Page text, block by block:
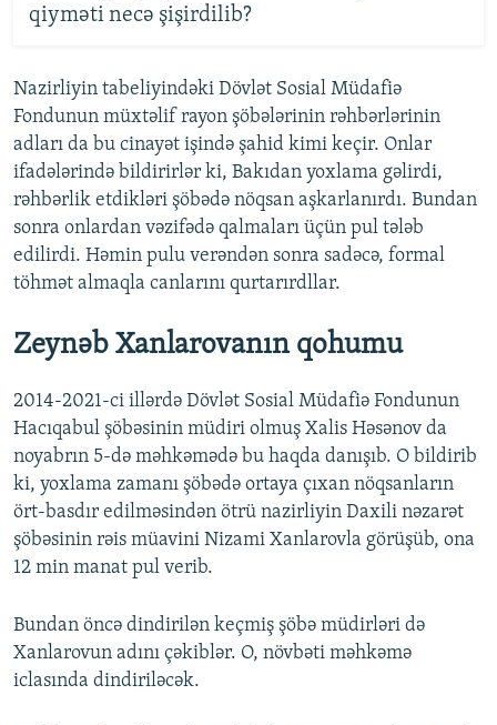
qiyməti necə şişirdilib?
Nazirliyin tabeliyindəki Dövlət Sosial Müdafiə
Fondunun müxtəlif rayon şöbələrinin rəhbərlərinin
adları da bu cinayət işində şahid kimi keçir. Onlar
ifadələrində bildirirlər ki, Bakıdan yoxlama gəlirdi,
rəhbərlik etdikləri şöbədə nöqsan aşkarlanırdı. Bundan
sonra onlardan vəzifədə qalmaları üçün pul tələb
edilirdi. Həmin pulu verəndən sonra sadəcə, formal
töhmət almaqla canlarını qurtarırdllar.
Zeynəb Xanlarovanın qohumu
2014-2021-ci illərdə Dövlət Sosial Müdafiə Fondunun
Hacıqabul şöbəsinin müdiri olmuş Xalis Həsənov da
noyabrın 5-də məhkəmədə bu haqda danışıb. O bildirib
ki, yoxlama zamanı şöbədə ortaya çıxan nöqsanların
ört-basdır edilməsindən ötrü nazirliyin Daxili nəzarət
şöbəsinin rəis müavini Nizami Xanlarovla görüşüb, ona
12 min manat pul verib.
Bundan öncə dindirilən keçmiş şöbə müdirləri də
Xanlarovun adını çəkiblər. O, növbəti məhkəmə
iclasında dindiriləcək.